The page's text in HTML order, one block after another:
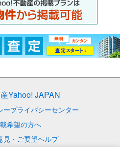
Yahoo! JAPAN
ープライバシーセンター
希望の方へ
見・ご要望ヘルプ